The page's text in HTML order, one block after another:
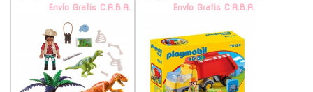
Envío Gratis C.A.B.A.
Envío Gratis C.A.B.A.